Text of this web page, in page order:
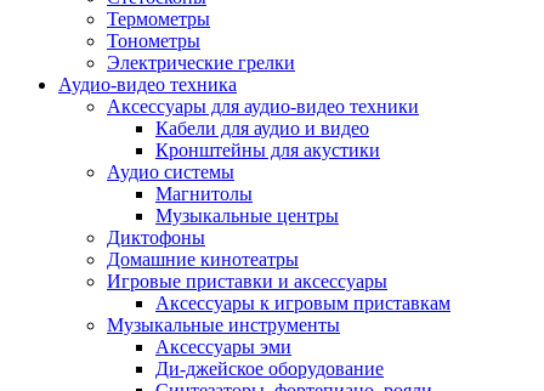
Чехлы и сумки
Другое
Фоторамки
Аксессуары
Для воздухоочистителей и
Для вытяжек
Для климатической техники
Для кофейного оборудования
Для крупной бытовой техники
Для кухонной техники
Для медицинского оборудования
Для микроволновок
Для пылесосов
Для техники по уходу за одеждой
Для техники по уходу за собой
Термометры
Тонометры
Электрические грелки
Аудио-видео техника
Аксессуары для аудио-видео техники
Кабели для аудио и видео
Кронштейны для акустики
Аудио системы
Магнитолы
Музыкальные центры
Диктофоны
Домашние кинотеатры
Игровые приставки и аксессуары
Аксессуары к игровым приставкам
Музыкальные инструменты
Аксессуары эми
Ди-джейское оборудование